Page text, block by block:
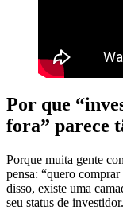
Por que
fora” parece
Porque muita gente
pensa: “quero
disso, existe uma
seu status de investidor.